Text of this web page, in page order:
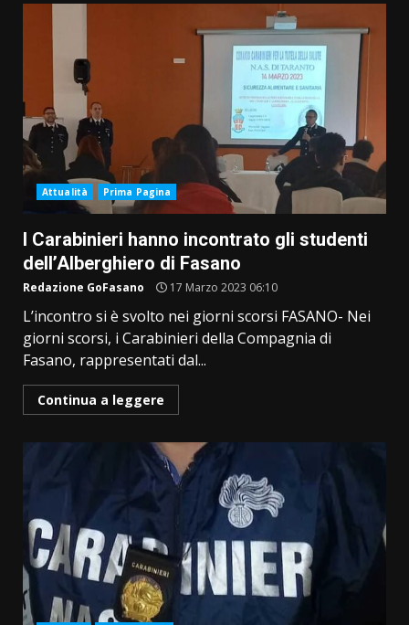
Attualità Prima Pagina
I Carabinieri hanno incontrato gli studenti
dell’Alberghiero di Fasano
Redazione GoFasano 17 Marzo 2023 06:10
L’incontro si è svolto nei giorni scorsi FASANO- Nei
giorni scorsi, i Carabinieri della Compagnia di
Fasano, rappresentati dal...
Continua a leggere